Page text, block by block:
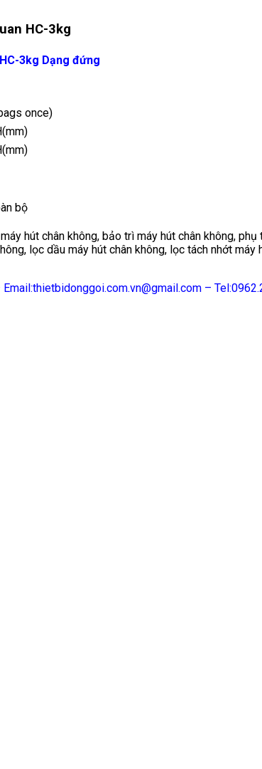
HC-3kg
3kg Dạng đứng
once)
bộ
hút chân không, bảo trì máy hút chân không,
lọc dầu máy hút chân không, lọc tách nhớt máy
–